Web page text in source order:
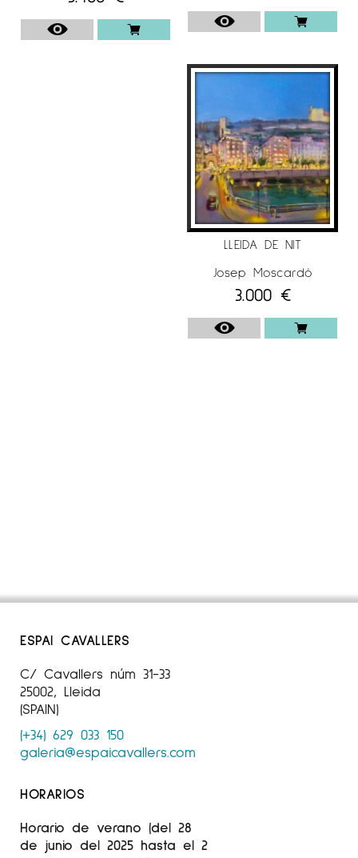
LLEIDA DE NIT
Josep Moscardó
3.000 €
ESPAI CAVALLERS
C/ Cavallers núm 31-33
25002, Lleida
(SPAIN)
(+34) 629 033 150
galeria@espaicavallers.com
HORARIOS
Horario de verano (del 28
de junio del 2025 hasta el 2